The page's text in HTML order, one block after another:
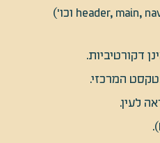
תגיות סמנטיות (header, main, nav, footer וכו')
דקורטיביות.
המרכזי.
לעין.